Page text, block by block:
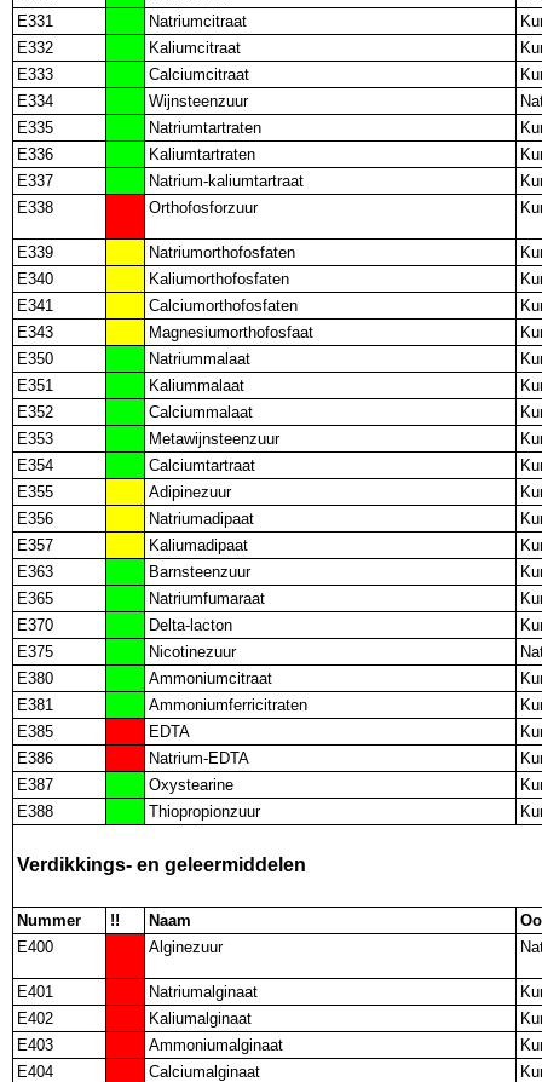
E331
Natriumcitraat
E332
Kaliumcitraat
E333
Calciumcitraat
E334
Wijnsteenzuur
E335
Natriumtartraten
E336
Kaliumtartraten
E337
Natrium-kaliumtartraat
E338
Orthofosforzuur
E339 Natriumorthofosfaten
E340
Kaliumorthofosfaten
E341
Calciumorthofosfaten
E343
Magnesiumorthofosfaat
E350
Natriummalaat
E351
Kaliummalaat
E352
Calciummalaat
E353
Metawijnsteenzuur
E354
Calciumtartraat
E355
Adipinezuur
E356
Natriumadipaat
E357
Kaliumadipaat
E363
Barnsteenzuur
E365
Natriumfumaraat
E370
Delta-lacton
E375
Nicotinezuur
E380
Ammoniumcitraat
E381
Ammoniumferricitraten
E385
EDTA
E386
Natrium-EDTA
E387
Oxystearine
E388
Thiopropionzuur
Verdikkings- en geleermiddelen
Nummer !! Naam
E400
Alginezuur
E401 Natriumalginaat
E402
Kaliumalginaat
E403
Ammoniumalginaat
E404
Calciumalginaat